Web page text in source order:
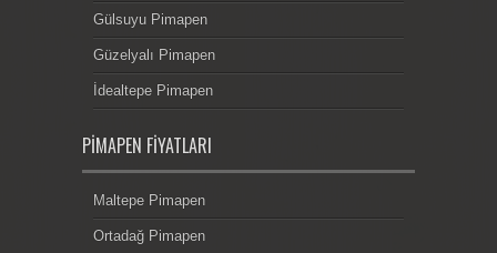
Gülsuyu Pimapen
Güzelyalı Pimapen
İdealtepe Pimapen
PIMAPEN FIYATLARI
Maltepe Pimapen
Ortadağ Pimapen